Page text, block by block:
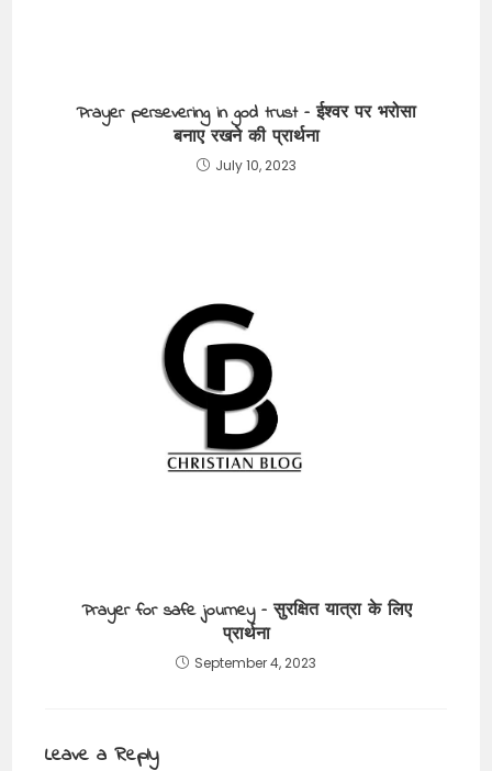
Prayer persevering in god trust – ईश्वर पर भरोसा
बनाए रखने की प्रार्थना
July 10, 2023
Prayer for safe journey – सुरक्षित यात्रा के लिए
प्रार्थना
September 4, 2023
Leave a Reply